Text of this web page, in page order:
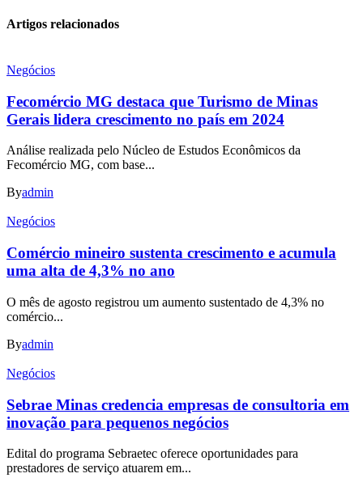
Artigos relacionados
Negócios
Fecomércio MG destaca que Turismo de Minas
Gerais lidera crescimento no país em 2024
Análise realizada pelo Núcleo de Estudos Econômicos da
Fecomércio MG, com base...
Byadmin
Negócios
Comércio mineiro sustenta crescimento e acumula
uma alta de 4,3% no ano
O mês de agosto registrou um aumento sustentado de 4,3% no
comércio...
Byadmin
Negócios
Sebrae Minas credencia empresas de consultoria em
inovação para pequenos negócios
Edital do programa Sebraetec oferece oportunidades para
prestadores de serviço atuarem em...